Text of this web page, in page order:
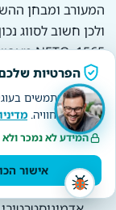
המעורב ומבחן
ולכן חשוב לסווג
1565, NETO מאפשרת:
מודל EOR שבו
באחריות לציות
העסקה גמישה
על זכויות.
ניהול שכר,
הפרטיות
אנחנו משתמשים
ולשיפור החוויה.
המידע לא נמכר
אישור